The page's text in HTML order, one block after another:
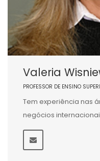
Valeria
PROFESSOR DE ENSINO
Tem experiência nas
negócios